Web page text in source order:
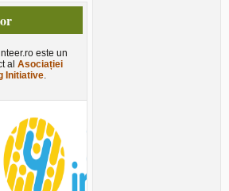
este un
al Asociației
Initiative.